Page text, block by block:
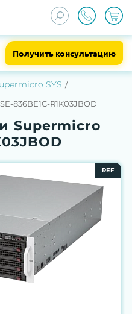
Получить консультацию
SYS
836BE1C-R1K03JBOD
Supermicro
REF